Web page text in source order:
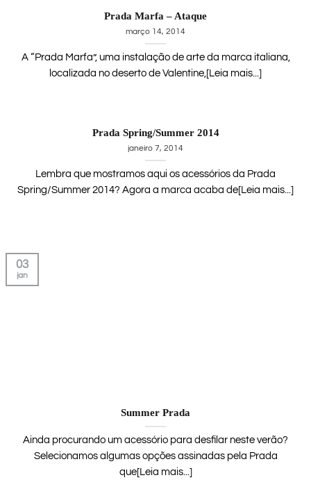
Prada Marfa – Ataque
março 14, 2014
A “Prada Marfa”, uma instalação de arte da marca italiana,
localizada no deserto de Valentine,[Leia mais...]
Prada Spring/Summer 2014
janeiro 7, 2014
Lembra que mostramos aqui os acessórios da Prada
Spring/Summer 2014? Agora a marca acaba de[Leia mais...]
Summer Prada
Ainda procurando um acessório para desfilar neste verão?
Selecionamos algumas opções assinadas pela Prada
que[Leia mais...]
03
jan